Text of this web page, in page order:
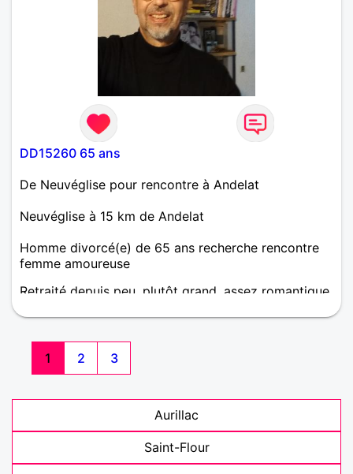
DD15260 65 ans
De Neuvéglise pour rencontre à Andelat
Neuvéglise à 15 km de Andelat
Homme divorcé(e) de 65 ans recherche rencontre
femme amoureuse
Retraité depuis peu, plutôt grand, assez romantique,
mais aussi de voyages en France ou à l'étranger, je
suis à la recherche d'une belle rencontre. La belle
rencontre je l'espère.
1 2 3
Aurillac
Saint-Flour